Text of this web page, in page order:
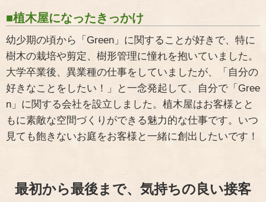
■植木屋になったきっかけ
幼少期の頃から「Green」に関することが好きで、特に
樹木の栽培や剪定、樹形管理に憧れを抱いていました。
大学卒業後、異業種の仕事をしていましたが、「自分の
好きなことをしたい！」と一念発起して、自分で「Gree
n」に関する会社を設立しました。植木屋はお客様とと
もに素敵な空間づくりができる魅力的な仕事です。いつ
見ても飽きないお庭をお客様と一緒に創出したいです！
最初から最後まで、気持ちの良い接客